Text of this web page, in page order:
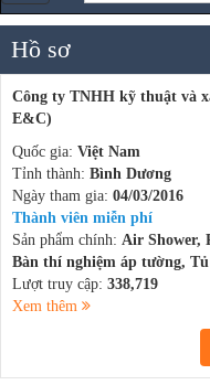
Hồ sơ
Công ty TNHH kỹ thuật và
E&C)
Quốc gia: Việt Nam
Tỉnh thành: Bình Dương
Ngày tham gia: 04/03/2016
Thành viên miễn phí
Sản phẩm chính: Air Shower,
Bàn thí nghiệm áp tường,
Lượt truy cập: 338,719
Xem thêm